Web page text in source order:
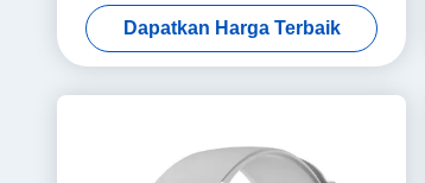
Dapatkan Harga Terbaik